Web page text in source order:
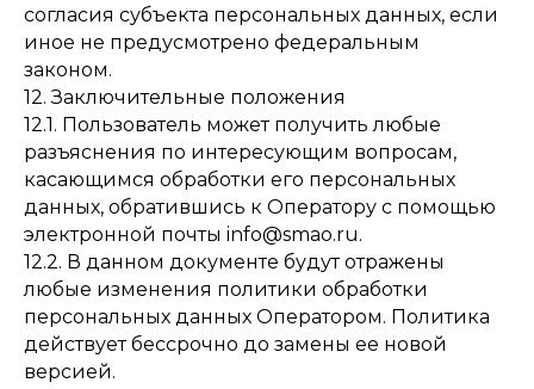
согласия субъекта персональных данных, если
иное не предусмотрено федеральным
законом.
12. Заключительные положения
12.1. Пользователь может получить любые
разъяснения по интересующим вопросам,
касающимся обработки его персональных
данных, обратившись к Оператору с помощью
электронной почты info@smao.ru.
12.2. В данном документе будут отражены
любые изменения политики обработки
персональных данных Оператором. Политика
действует бессрочно до замены ее новой
версией.